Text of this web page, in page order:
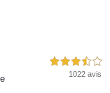
3,5 étoiles sur 5
1022 avis